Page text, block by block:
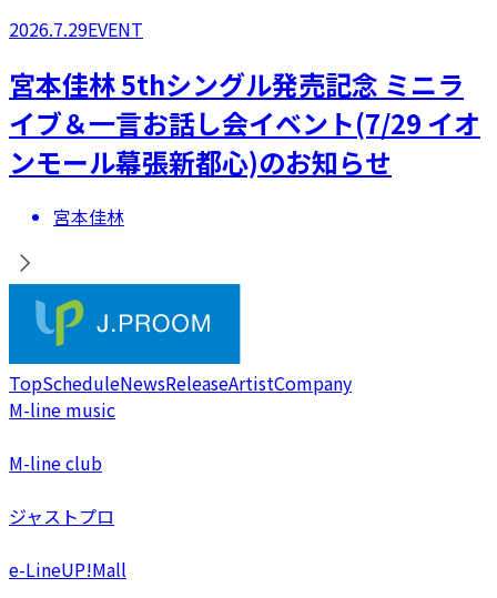
2026.7.29EVENT
宮本佳林 5thシングル発売記念 ミニラ
イブ＆一言お話し会イベント(7/29 イオ
ンモール幕張新都心)のお知らせ
宮本佳林
TopScheduleNewsReleaseArtistCompany
M-line music
M-line club
ジャストプロ
e-LineUP!Mall